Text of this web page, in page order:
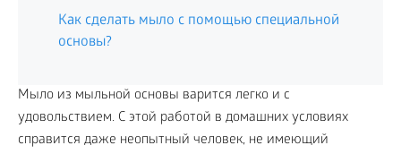
Как сделать мыло с помощью специальной
основы?
Мыло из мыльной основы варится легко и с
удовольствием. С этой работой в домашних условиях
справится даже неопытный человек, не имеющий